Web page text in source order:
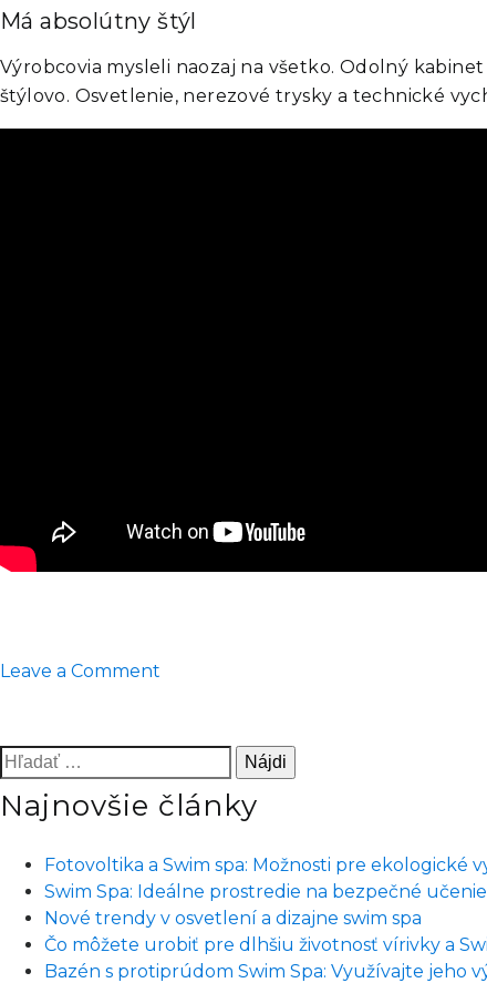
Má absolútny štýl
Výrobcovia mysleli naozaj na všetko. Odolný
štýlovo. Osvetlenie, nerezové trysky a technické
Leave a Comment
na
najčastejšie
otázky
nadzemnom
bazéne
či
bazéne
do
Hľadať:
Najnovšie články
Fotovoltika a Swim spa: Možnosti pre ekologické
Swim Spa: Ideálne prostredie na bezpečné
Nové trendy v osvetlení a dizajne swim spa
Čo môžete urobiť pre dlhšiu životnosť vírivky a
Bazén s protiprúdom Swim Spa: Využívajte jeho